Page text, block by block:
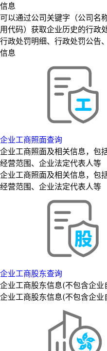
信息
可以通过公司关键字（公司名
用代码）获取企业历史的行政
行政处罚明细、行政处罚公告
信息
企业工商照面查询
企业工商照面及相关信息，包
经营范围、企业法定代表人等
企业工商照面及相关信息，包
经营范围、企业法定代表人等
企业工商股东查询
企业工商股东信息(不包含企业
企业工商股东信息(不包含企业